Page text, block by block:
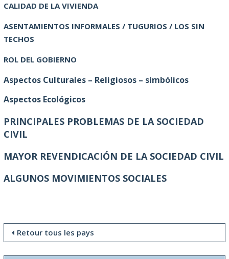
CALIDAD DE LA VIVIENDA
ASENTAMIENTOS INFORMALES / TUGURIOS / LOS SIN
TECHOS
ROL DEL GOBIERNO
Aspectos Culturales – Religiosos – simbólicos
Aspectos Ecológicos
PRINCIPALES PROBLEMAS DE LA SOCIEDAD
CIVIL
MAYOR REVENDICACIÓN DE LA SOCIEDAD CIVIL
ALGUNOS MOVIMIENTOS SOCIALES
Retour tous les pays